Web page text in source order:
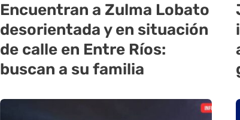
Encuentran a Zulma Lobato
desorientada y en situación
de calle en Entre Ríos:
buscan a su familia